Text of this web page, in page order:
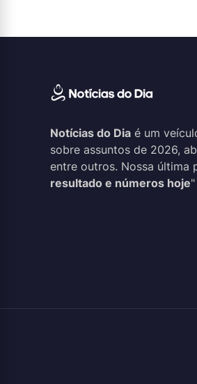
Notícias do Dia é um
sobre assuntos de 2026,
entre outros. Nossa última
resultado e números hoje